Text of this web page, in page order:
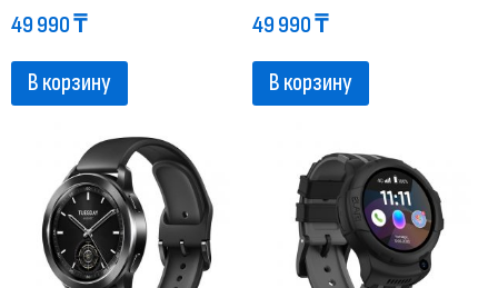
49 990₸
В корзину
49 990₸
В корзину